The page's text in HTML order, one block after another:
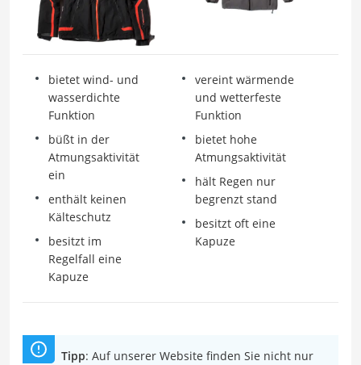
bietet wind- und
wasserdichte
Funktion
büßt in der
Atmungsaktivität
ein
enthält keinen
Kälteschutz
besitzt im
Regelfall eine
Kapuze
vereint wärmende
und wetterfeste
Funktion
bietet hohe
Atmungsaktivität
hält Regen nur
begrenzt stand
besitzt oft eine
Kapuze
Tipp: Auf unserer Website finden Sie nicht nur